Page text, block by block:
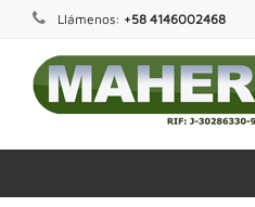
Llámenos: +58 4146002468